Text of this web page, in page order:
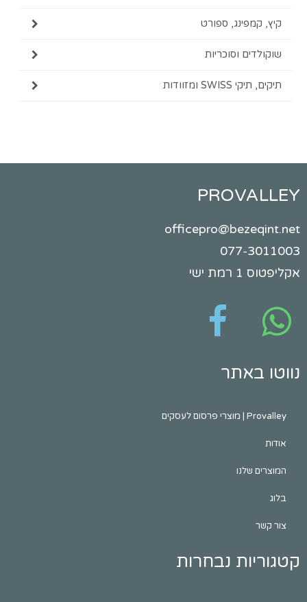
קיץ, קמפינג, ספורט
שוקולדים וסוכריות
תיקים, תיקי SWISS ומזוודות
PROVALLEY
officepro@bezeqint.net
077-3011003
אקליפטוס 1 רמת ישי
נווטו באתר
Provalley | מוצרי פרסום לעסקים
אודות
המוצרים שלנו
בלוג
צור קשר
קטגוריות נבחרות